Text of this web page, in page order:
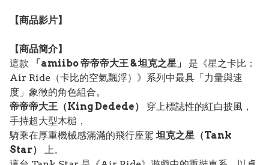
【商品影片】
【商品簡介】
這款
「amiibo 帝帝帝大王 & 坦克之星」
是《星之卡比：
Air Ride（卡比的空氣飄浮）》系列中最具「力量與速
度」象徵的角色組合。
帝帝帝大王（King Dedede）
穿上標誌性的紅白披風，
手持超大型木槌，
騎乘在厚重機械感滿滿的飛行座駕 坦克之星（Tank
Star）
上。